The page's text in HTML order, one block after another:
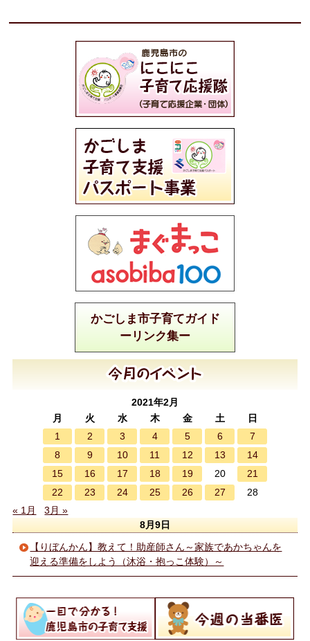
かごしま市子育てガイド
ーリンク集ー
2021年2月
月
火 水 木 金 土
日
1
2 3 4 5 6
7
8
9 10 11 12 13
14
15
16 17 18 19 20
21
22
23 24 25 26 27
28
« 1月
3月 »
8月9日
【りぼんかん】教えて！助産師さん～家族であかちゃんを
迎える準備をしよう（沐浴・抱っこ体験）～